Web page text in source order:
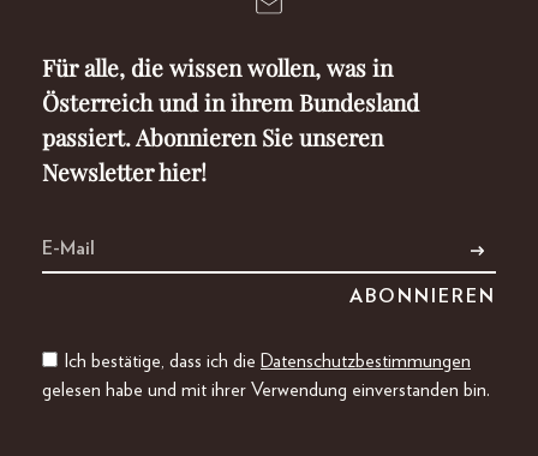
Für alle, die wissen wollen, was in
Österreich und in ihrem Bundesland
passiert. Abonnieren Sie unseren
Newsletter hier!
Ich bestätige, dass ich die Datenschutzbestimmungen
gelesen habe und mit ihrer Verwendung einverstanden bin.